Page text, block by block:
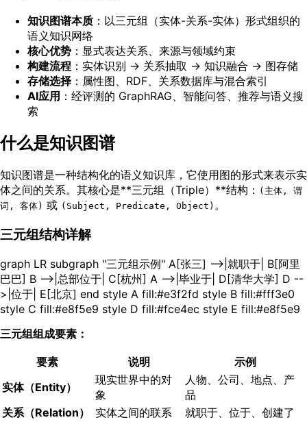
知识图谱本质 ：以三元组（实体-关系-实体）形式组织的
语义知识网络
核心优势 ：显式表达关系、来源与领域约束
构建流程 ：实体识别 → 关系抽取 → 知识融合 → 图存储
存储选择 ：属性图、RDF、关系数据库与混合索引
AI应用 ：经评测的 GraphRAG、智能问答、推荐与语义搜
索
什么是知识图谱
知识图谱是一种结构化的语义知识库，它使用图的形式来表示实
体之间的关系。其核心是**三元组（Triple）**结构： (主体, 谓
词, 客体) 或 (Subject, Predicate, Object) 。
三元组结构详解
graph LR subgraph "三元组示例" A[张三] -->|就职于| B[阿里
巴巴] B -->|总部位于| C[杭州] A -->|毕业于| D[清华大学] D --
>|位于| E[北京] end style A fill:#e3f2fd style B fill:#fff3e0
style C fill:#e8f5e9 style D fill:#fce4ec style E fill:#e8f5e9
三元组组成要素：
要素 说明
示例
实体（Entity）
现实世界中的对
象
人物、公司、地点、产
品
关系（Relation）
实体之间的联系
就职于、位于、创建了